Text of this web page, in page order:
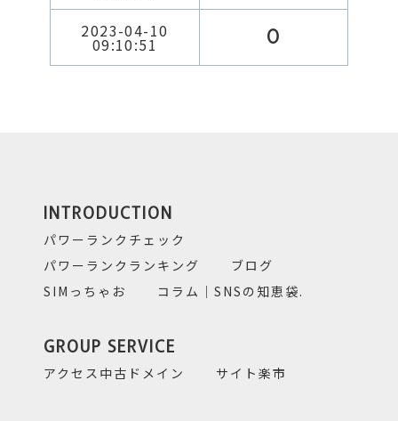
2023-04-10
09:10:51 0
INTRODUCTION
パワーランクチェック
パワーランクランキング
ブログ
SIMっちゃお
コラム｜SNSの知恵袋.
GROUP SERVICE
アクセス中古ドメイン サイト楽市